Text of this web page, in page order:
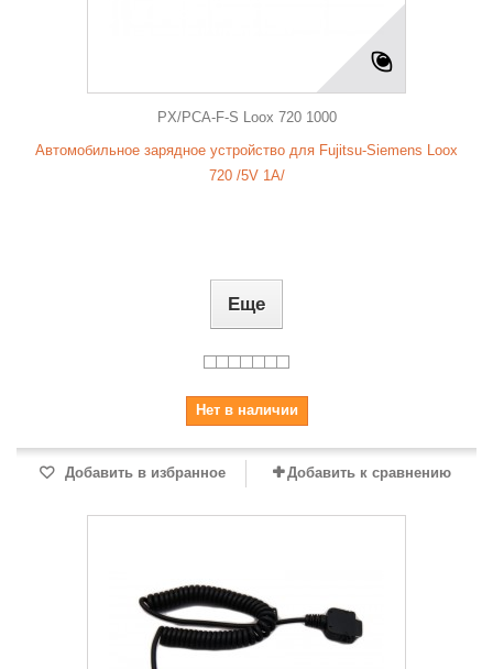
PX/PCA-F-S Loox 720 1000
Автомобильное зарядное устройство для Fujitsu-Siemens Loox
720 /5V 1A/
Еще
Нет в наличии
Добавить в избранное Добавить к сравнению